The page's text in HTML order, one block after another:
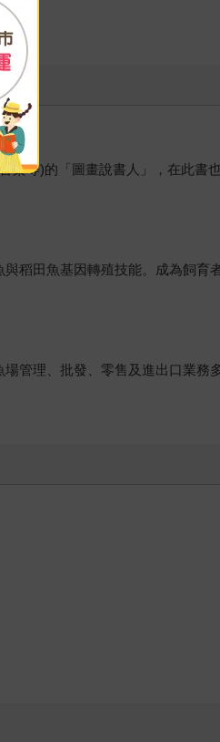
樂等)的「圖畫說書人」，在此書
稻田魚基因轉殖技能。成為飼育
管理、批發、零售及進出口業務